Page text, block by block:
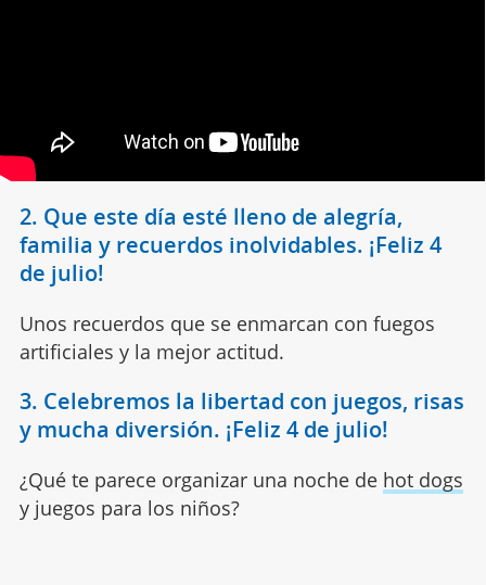
2. Que este día esté lleno de alegría,
familia y recuerdos inolvidables. ¡Feliz 4
de julio!
Unos recuerdos que se enmarcan con fuegos
artificiales y la mejor actitud.
3. Celebremos la libertad con juegos, risas
y mucha diversión. ¡Feliz 4 de julio!
¿Qué te parece organizar una noche de hot dogs
y juegos para los niños?